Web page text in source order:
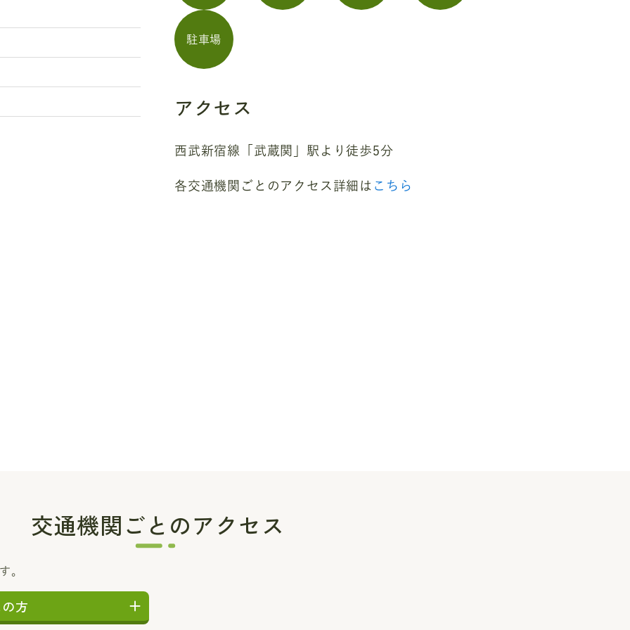
駐車場
アクセス
西武新宿線「武蔵関」駅より徒歩5分
各交通機関ごとのアクセス詳細は こちら
交通機関ごとのアクセス
。
方